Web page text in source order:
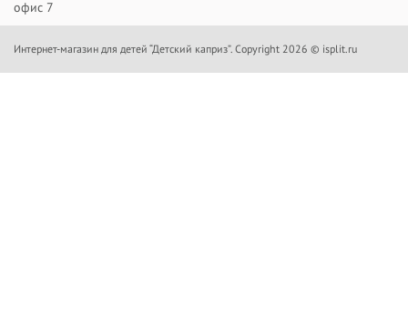
офис 7
Интернет-магазин для детей “Детский каприз”. Copyright 2026 © isplit.ru